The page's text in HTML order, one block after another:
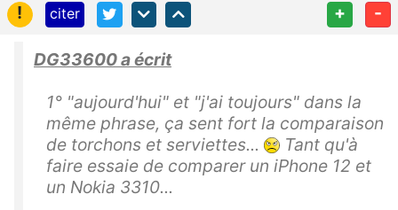
!
citer + -
DG33600 a écrit
1° "aujourd'hui" et "j'ai toujours" dans la
même phrase, ça sent fort la comparaison
de torchons et serviettes...
Tant qu'à
faire essaie de comparer un iPhone 12 et
un Nokia 3310...